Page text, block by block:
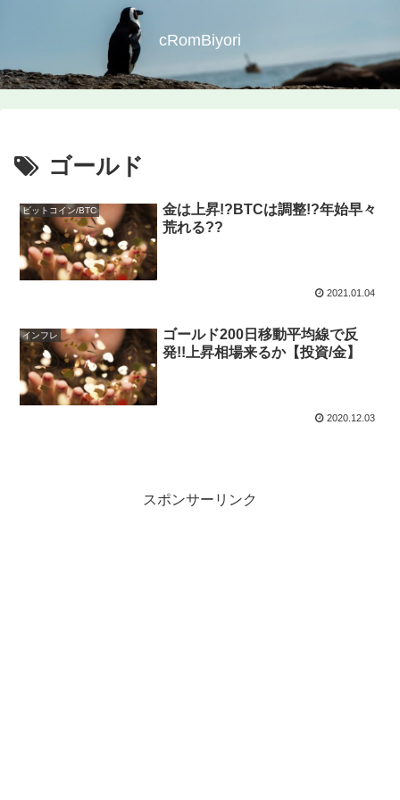
cRomBiyori
ゴールド
ビットコイン/BTC
金は上昇!?BTCは調整!?年始早々
荒れる??
2021.01.04
インフレ
ゴールド200日移動平均線で反
発!!上昇相場来るか【投資/金】
2020.12.03
スポンサーリンク